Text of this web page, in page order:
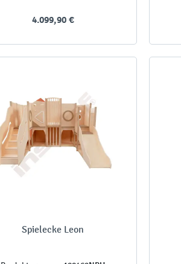
4.099,90 €
Spielecke Leon